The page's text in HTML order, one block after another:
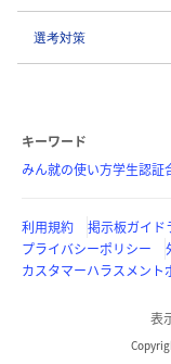
選考対策
キーワード
みん就の使い方学生認証
利用規約 掲示板ガイド
プライバシーポリシー
カスタマーハラスメント
表